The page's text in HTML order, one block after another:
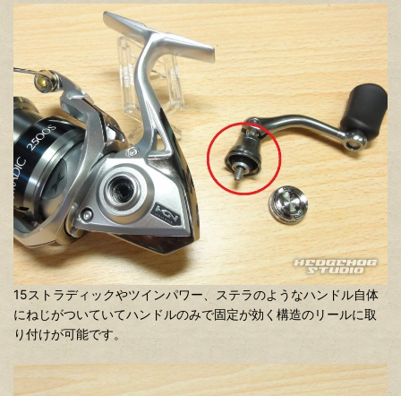
15ストラディックやツインパワー、ステラのようなハンドル自体
にねじがついていてハンドルのみで固定が効く構造のリールに取
り付けが可能です。